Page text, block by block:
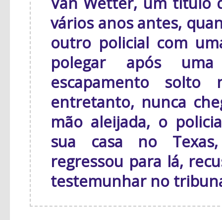
vários anos antes,
outro policial com
polegar após
escapamento solto
entretanto, nunca
mão aleijada, o
sua casa no
regressou para lá,
testemunhar no